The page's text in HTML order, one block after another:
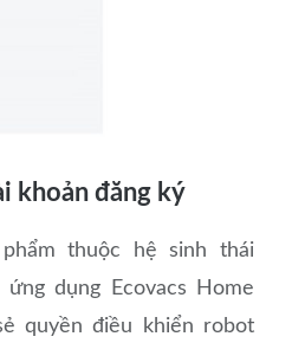
khoản đăng ký
thuộc hệ sinh thái
ứng dụng Ecovacs Home
quyền điều khiển robot